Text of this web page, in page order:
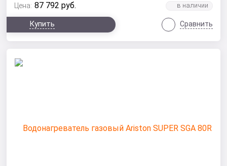
Цена: 87 792 руб.
Купить Сравнить